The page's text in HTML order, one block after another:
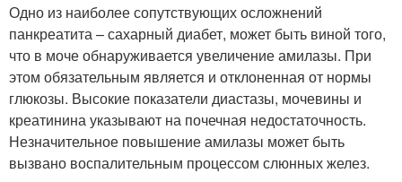
Одно из наиболее сопутствующих осложнений
панкреатита – сахарный диабет, может быть виной того,
что в моче обнаруживается увеличение амилазы. При
этом обязательным является и отклоненная от нормы
глюкозы. Высокие показатели диастазы, мочевины и
креатинина указывают на почечная недостаточность.
Незначительное повышение амилазы может быть
вызвано воспалительным процессом слюнных желез.